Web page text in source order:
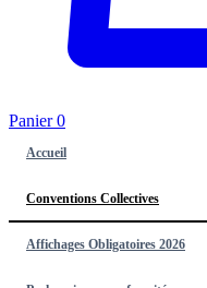
Panier0
Accueil
Conventions Collectives
Affichages Obligatoires 2026